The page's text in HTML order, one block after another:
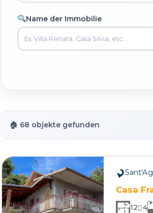
Name der Immobilie
🏠 68 objekte gefunden
Casa
12 4